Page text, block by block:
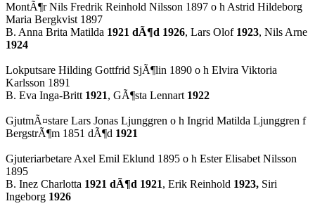
MontÃ¶r Nils Fredrik Reinhold Nilsson 1897 o h Astrid Hildeborg
Maria Bergkvist 1897
B. Anna Brita Matilda 1921 dÃ¶d 1926, Lars Olof 1923, Nils Arne
1924
Lokputsare Hilding Gottfrid SjÃ¶lin 1890 o h Elvira Viktoria
Karlsson 1891
B. Eva Inga-Britt 1921, GÃ¶sta Lennart 1922
GjutmÃ¤stare Lars Jonas Ljunggren o h Ingrid Matilda Ljunggren f
BergstrÃ¶m 1851 dÃ¶d 1921
Gjuteriarbetare Axel Emil Eklund 1895 o h Ester Elisabet Nilsson
1895
B. Inez Charlotta 1921 dÃ¶d 1921, Erik Reinhold 1923, Siri
Ingeborg 1926